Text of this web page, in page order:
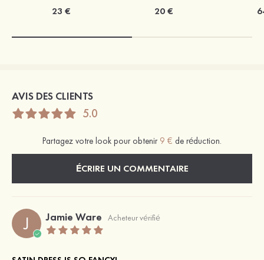
23 € 20 €
AVIS DES CLIENTS
5.0
Partagez votre look pour obtenir 9 € de réduction.
ÉCRIRE UN COMMENTAIRE
J Jamie Ware Acheteur vérifié